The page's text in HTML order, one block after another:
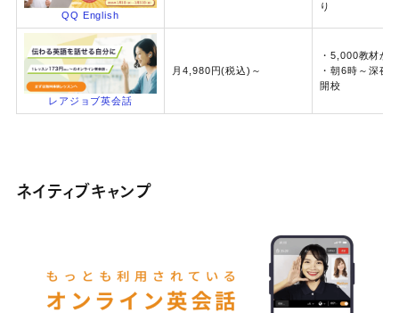
QQ English
り
レアジョブ英会話
月4,980円(税込)～
・5,000教材か
・朝6時～深夜
開校
ネイティブキャンプ